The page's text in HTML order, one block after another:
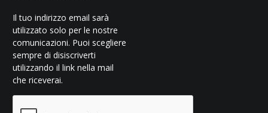
Il tuo indirizzo email sarà
utilizzato solo per le nostre
comunicazioni. Puoi scegliere
sempre di disiscriverti
utilizzando il link nella mail
che riceverai.